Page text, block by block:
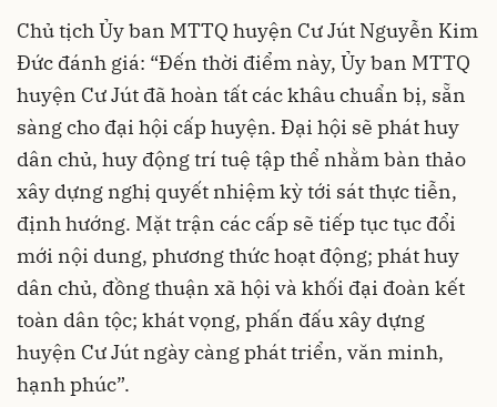
Chủ tịch Ủy ban MTTQ huyện Cư Jút Nguyễn Kim
Đức đánh giá: “Đến thời điểm này, Ủy ban MTTQ
huyện Cư Jút đã hoàn tất các khâu chuẩn bị, sẵn
sàng cho đại hội cấp huyện. Đại hội sẽ phát huy
dân chủ, huy động trí tuệ tập thể nhằm bàn thảo
xây dựng nghị quyết nhiệm kỳ tới sát thực tiễn,
định hướng. Mặt trận các cấp sẽ tiếp tục tục đổi
mới nội dung, phương thức hoạt động; phát huy
dân chủ, đồng thuận xã hội và khối đại đoàn kết
toàn dân tộc; khát vọng, phấn đấu xây dựng
huyện Cư Jút ngày càng phát triển, văn minh,
hạnh phúc”.